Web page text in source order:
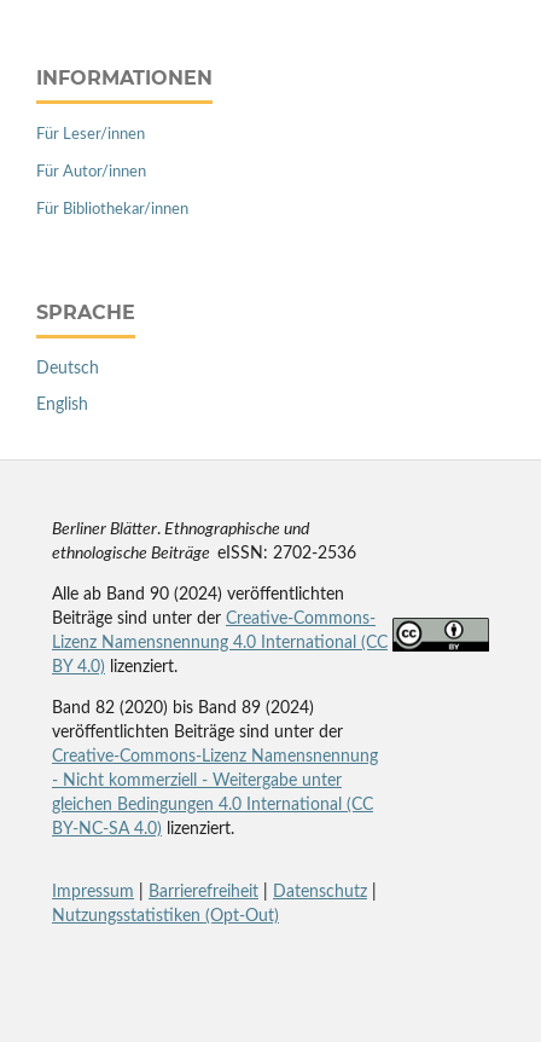
INFORMATIONEN
Für Leser/innen
Für Autor/innen
Für Bibliothekar/innen
SPRACHE
Deutsch
English
Berliner Blätter.Ethnographische und
ethnologische Beiträge eISSN: 2702-2536
Alle ab Band 90 (2024) veröffentlichten
Beiträge sind unter der Creative-Commons-
Lizenz Namensnennung 4.0 International (CC
BY 4.0) lizenziert.
Band 82 (2020) bis Band 89 (2024)
veröffentlichten Beiträge sind unter der
Creative-Commons-Lizenz Namensnennung
- Nicht kommerziell - Weitergabe unter
gleichen Bedingungen 4.0 International (CC
BY-NC-SA 4.0) lizenziert.
Impressum Barrierefreiheit| Datenschutz|
Nutzungsstatistiken (Opt-Out)